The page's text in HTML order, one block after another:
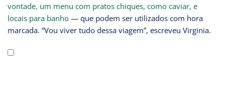
vontade, um menu com pratos chiques, como caviar, e
locais para banho — que podem ser utilizados com hora
marcada. “Vou viver tudo dessa viagem”, escreveu Virginia.